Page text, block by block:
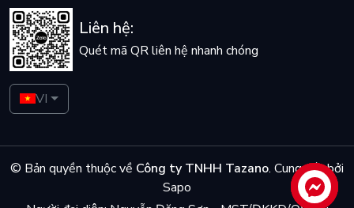
Liên hệ:
Quét mã QR liên hệ nhanh chóng
VI
© Bản quyền thuộc về Công ty TNHH Tazano. Cung cấp bởi
Sapo
Liên hệ